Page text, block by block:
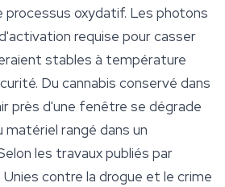
processus oxydatif. Les photons
requise pour casser
stables à température
Du cannabis conservé dans
près d'une fenêtre se dégrade
matériel rangé dans un
les travaux publiés par
contre la drogue et le crime